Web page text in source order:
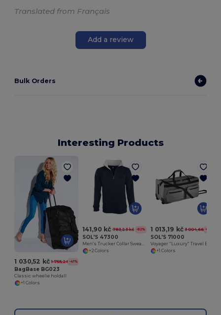
Translated from Français
Add a review
Bulk Orders
Interesting Products
1 030,52 kč 1 755,28 kč
-41%
BagBase BG023
Classic wheelie holdall
+1 Colors
141,90 kč 783,23 kč -82%
SOL'S 47300
+2 Colors
1 013,19 kč 3 004,66 kč-66%
SOL'S 71000
+1 Colors